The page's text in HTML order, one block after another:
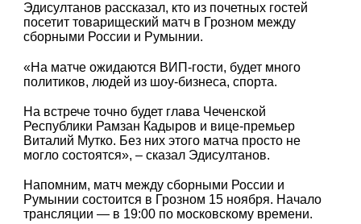
Эдисултанов рассказал, кто из почетных гостей
посетит товарищеский матч в Грозном между
сборными России и Румынии.
«На матче ожидаются ВИП-гости, будет много
политиков, людей из шоу-бизнеса, спорта.
На встрече точно будет глава Чеченской
Республики Рамзан Кадыров и вице-премьер
Виталий Мутко. Без них этого матча просто не
могло состоятся», – сказал Эдисултанов.
Напомним, матч между сборными России и
Румынии состоится в Грозном 15 ноября. Начало
трансляции — в 19:00 по московскому времени.